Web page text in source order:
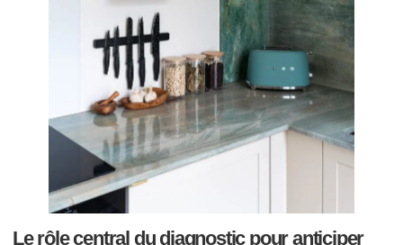
Le rôle central du diagnostic pour anticiper